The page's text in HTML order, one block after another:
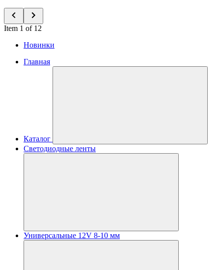
Item 1 of 12
Новинки
Главная
Каталог
Светодиодные ленты
Универсальные 12V 8-10 мм